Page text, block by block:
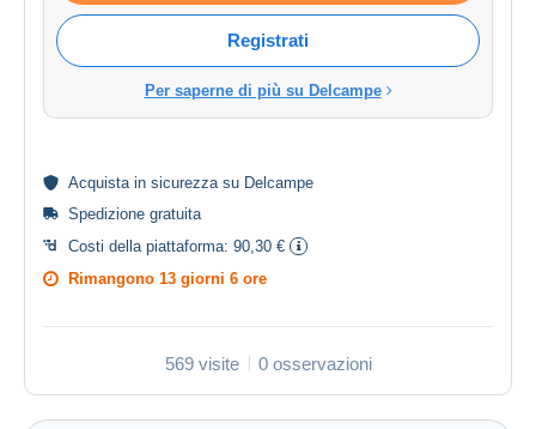
Registrati
Per saperne di più su Delcampe
Acquista in sicurezza su Delcampe
Spedizione gratuita
Costi della piattaforma: 90,30 €
Rimangono 13 giorni 6 ore
569 visite 0 osservazioni